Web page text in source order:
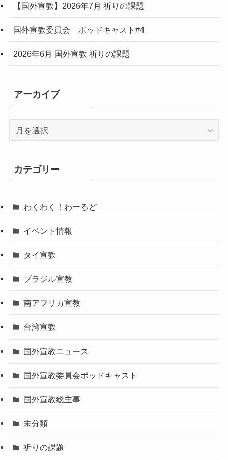
【国外宣教】2026年7月 祈りの課題
国外宣教委員会 ポッドキャスト#4
2026年6月 国外宣教 祈りの課題
アーカイブ
ブ
カテゴリー
わくわく！わーるど
イベント情報
タイ宣教
ブラジル宣教
南アフリカ宣教
台湾宣教
国外宣教ニュース
国外宣教委員会ポッドキャスト
国外宣教総主事
未分類
祈りの課題